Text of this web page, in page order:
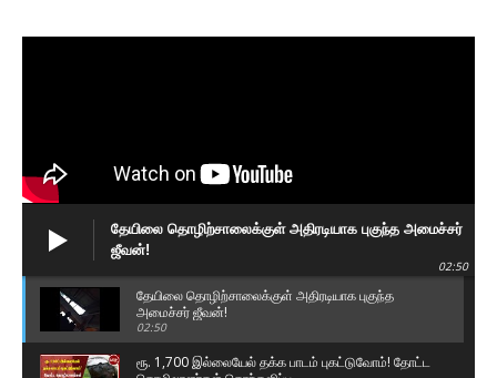
தேயிலை தொழிற்சாலைக்குள் அதிரடியாக புகுந்த அமைச்சர்
ஜீவன்!
02:50
தேயிலை தொழிற்சாலைக்குள் அதிரடியாக புகுந்த
அமைச்சர் ஜீவன்!
02:50
ரூ. 1,700 இல்லையேல் தக்க பாடம் புகட்டுவோம்! தோட்ட